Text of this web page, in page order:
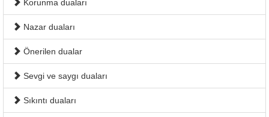
Korunma duaları
Nazar duaları
Önerilen dualar
Sevgi ve saygı duaları
Sıkıntı duaları